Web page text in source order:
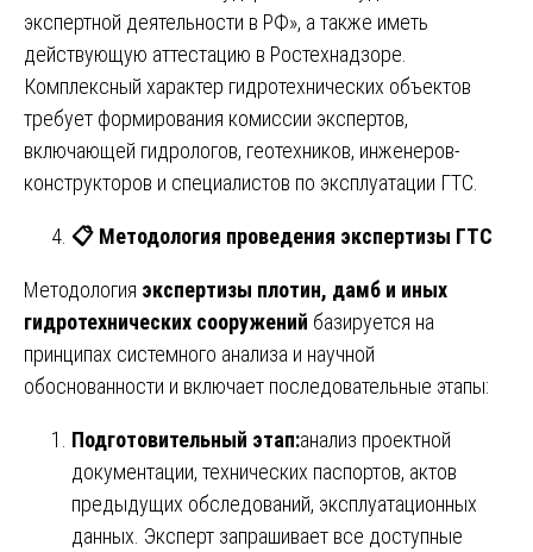
экспертной деятельности в РФ», а также иметь
действующую аттестацию в Ростехнадзоре.
Комплексный характер гидротехнических объектов
требует формирования комиссии экспертов,
включающей гидрологов, геотехников, инженеров-
конструкторов и специалистов по эксплуатации ГТС.
📋 Методология проведения экспертизы ГТС
Методология экспертизы плотин, дамб и иных
гидротехнических сооружений базируется на
принципах системного анализа и научной
обоснованности и включает последовательные этапы:
Подготовительный этап:анализ проектной
документации, технических паспортов, актов
предыдущих обследований, эксплуатационных
данных. Эксперт запрашивает все доступные